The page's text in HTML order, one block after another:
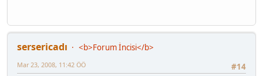
sersericadı
<b>Forum İncisi</b>
#14
Mar 23, 2008, 11:42 ÖÖ